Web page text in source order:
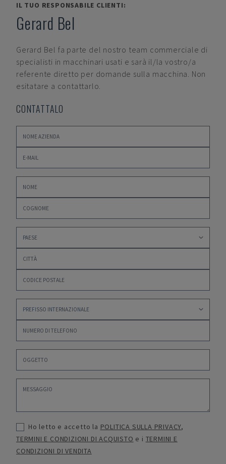
IL TUO RESPONSABILE CLIENTI:
Gerard Bel
Gerard Bel fa parte del nostro team commerciale di
specialisti in macchinari usati e sarà il/la vostro/a
referente diretto per domande sulla macchina. Non
esitatare a contattarlo.
CONTATTALO
Ho letto e accetto la POLITICA SULLA PRIVACY,
TERMINI E CONDIZIONI DI ACQUISTO e i TERMINI E
CONDIZIONI DI VENDITA